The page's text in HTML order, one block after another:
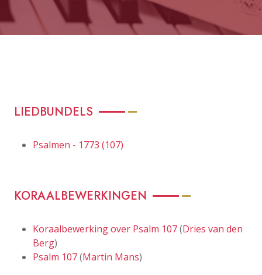
LIEDBUNDELS
Psalmen - 1773 (107)
KORAALBEWERKINGEN
Koraalbewerking over Psalm 107(Dries van den
Berg)
Psalm 107(Martin Mans)